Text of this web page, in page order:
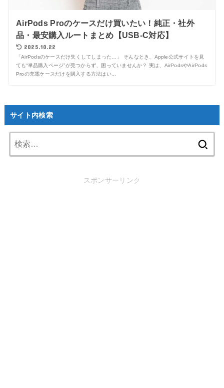
AirPods Proのケースだけ買いたい！純正・社外
品・最安購入ルートまとめ【USB-C対応】
2025.10.22
「AirPodsのケースだけ失くしてしまった…」 そんなとき、Apple公式サイトを見
ても“単品購入ページ”が見つからず、困っていませんか？ 実は、AirPodsやAirPods
Proの充電ケースだけを購入する方法はい...
サイト内検索
スポンサーリンク